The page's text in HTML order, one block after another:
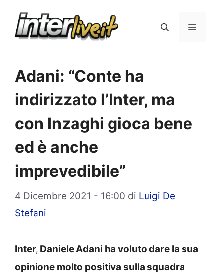
Menu
Adani: “Conte ha
indirizzato l’Inter, ma
con Inzaghi gioca bene
ed è anche
imprevedibile”
4 Dicembre 2021 - 16:00 di Luigi De
Stefani
Inter, Daniele Adani ha voluto dare la sua
opinione molto positiva sulla squadra